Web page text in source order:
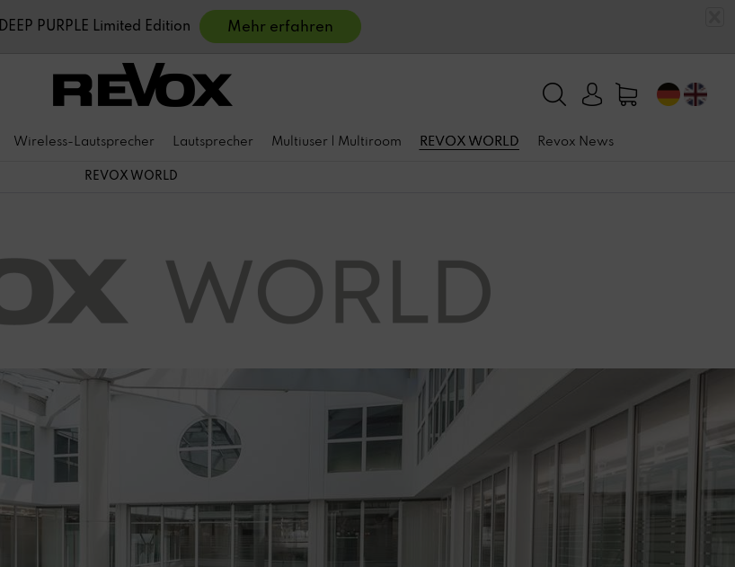
DEEP PURPLE Limited Edition Mehr erfahren
Wireless-Lautsprecher Lautsprecher Multiuser | Multiroom REVOX WORLD Revox News
REVOX WORLD